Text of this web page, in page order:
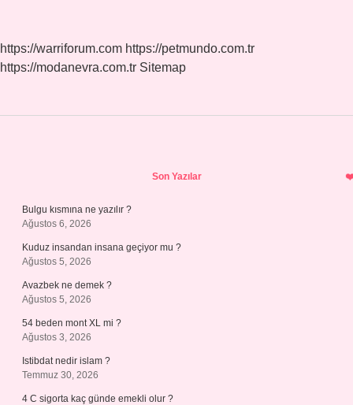
Gelir
https://warriforum.com https://petmundo.com.tr
https://modanevra.com.tr Sitemap
Son Yazılar
Bulgu kısmına ne yazılır ?
Ağustos 6, 2026
Kuduz insandan insana geçiyor mu ?
Ağustos 5, 2026
Avazbek ne demek ?
Ağustos 5, 2026
54 beden mont XL mi ?
Ağustos 3, 2026
Istibdat nedir islam ?
Temmuz 30, 2026
4 C sigorta kaç günde emekli olur ?